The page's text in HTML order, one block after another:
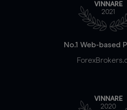
VINNARE
2021
No.1 Web-based
VINNARE
2020